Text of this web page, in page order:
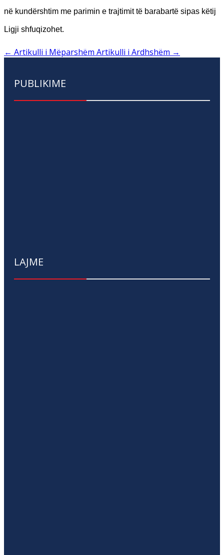
në kundërshtim me parimin e trajtimit të barabartë sipas këtij
Ligji shfuqizohet.
← Artikulli i Mëparshëm Artikulli i Ardhshëm →
PUBLIKIME
LAJME